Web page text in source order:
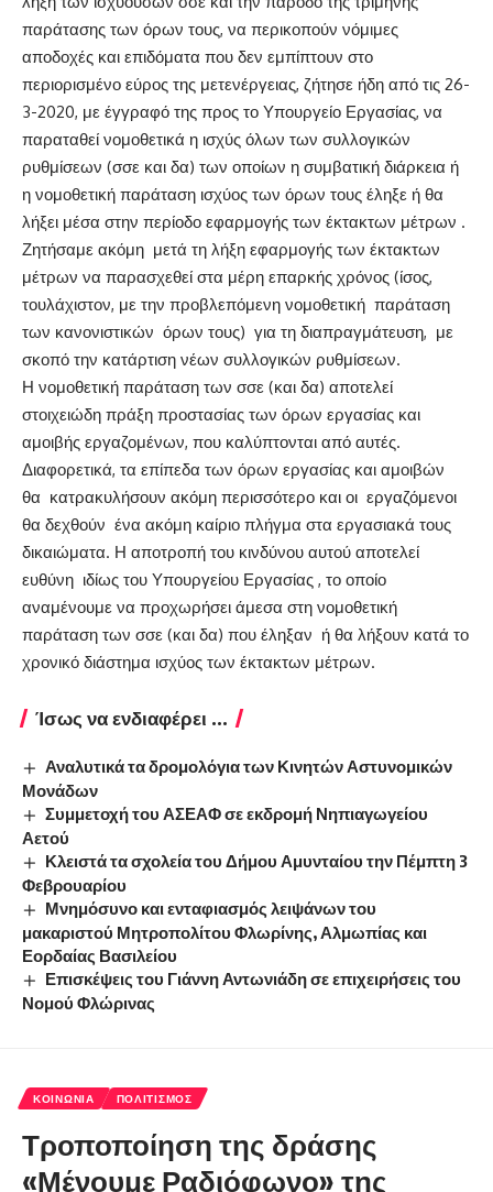
παράτασης των όρων τους, να περικοπούν νόμιμες
αποδοχές και επιδόματα που δεν εμπίπτουν στο
περιορισμένο εύρος της μετενέργειας, ζήτησε ήδη από τις 26-
3-2020, με έγγραφό της προς το Υπουργείο Εργασίας, να
παραταθεί νομοθετικά η ισχύς όλων των συλλογικών
ρυθμίσεων (σσε και δα) των οποίων η συμβατική διάρκεια ή
η νομοθετική παράταση ισχύος των όρων τους έληξε ή θα
λήξει μέσα στην περίοδο εφαρμογής των έκτακτων μέτρων .
Ζητήσαμε ακόμη μετά τη λήξη εφαρμογής των έκτακτων
μέτρων να παρασχεθεί στα μέρη επαρκής χρόνος (ίσος,
τουλάχιστον, με την προβλεπόμενη νομοθετική παράταση
των κανονιστικών όρων τους) για τη διαπραγμάτευση, με
σκοπό την κατάρτιση νέων συλλογικών ρυθμίσεων.
Η νομοθετική παράταση των σσε (και δα) αποτελεί
στοιχειώδη πράξη προστασίας των όρων εργασίας και
αμοιβής εργαζομένων, που καλύπτονται από αυτές.
Διαφορετικά, τα επίπεδα των όρων εργασίας και αμοιβών
θα κατρακυλήσουν ακόμη περισσότερο και οι εργαζόμενοι
θα δεχθούν ένα ακόμη καίριο πλήγμα στα εργασιακά τους
δικαιώματα. Η αποτροπή του κινδύνου αυτού αποτελεί
ευθύνη ιδίως του Υπουργείου Εργασίας , το οποίο
αναμένουμε να προχωρήσει άμεσα στη νομοθετική
παράταση των σσε (και δα) που έληξαν ή θα λήξουν κατά το
χρονικό διάστημα ισχύος των έκτακτων μέτρων.
Ίσως να ενδιαφέρει ...
Αναλυτικά τα δρομολόγια των Κινητών Αστυνομικών
Μονάδων
Συμμετοχή του ΑΣΕΑΦ σε εκδρομή Νηπιαγωγείου
Αετού
Κλειστά τα σχολεία του Δήμου Αμυνταίου την Πέμπτη 3
Φεβρουαρίου
Μνημόσυνο και ενταφιασμός λειψάνων του
μακαριστού Μητροπολίτου Φλωρίνης, Αλμωπίας και
Εορδαίας Βασιλείου
Επισκέψεις του Γιάννη Αντωνιάδη σε επιχειρήσεις του
Νομού Φλώρινας
ΚΟΙΝΩΝΊΑ ΠΟΛΙΤΙΣΜΌΣ
Τροποποίηση της δράσης
«Μένουμε Ραδιόφωνο» της